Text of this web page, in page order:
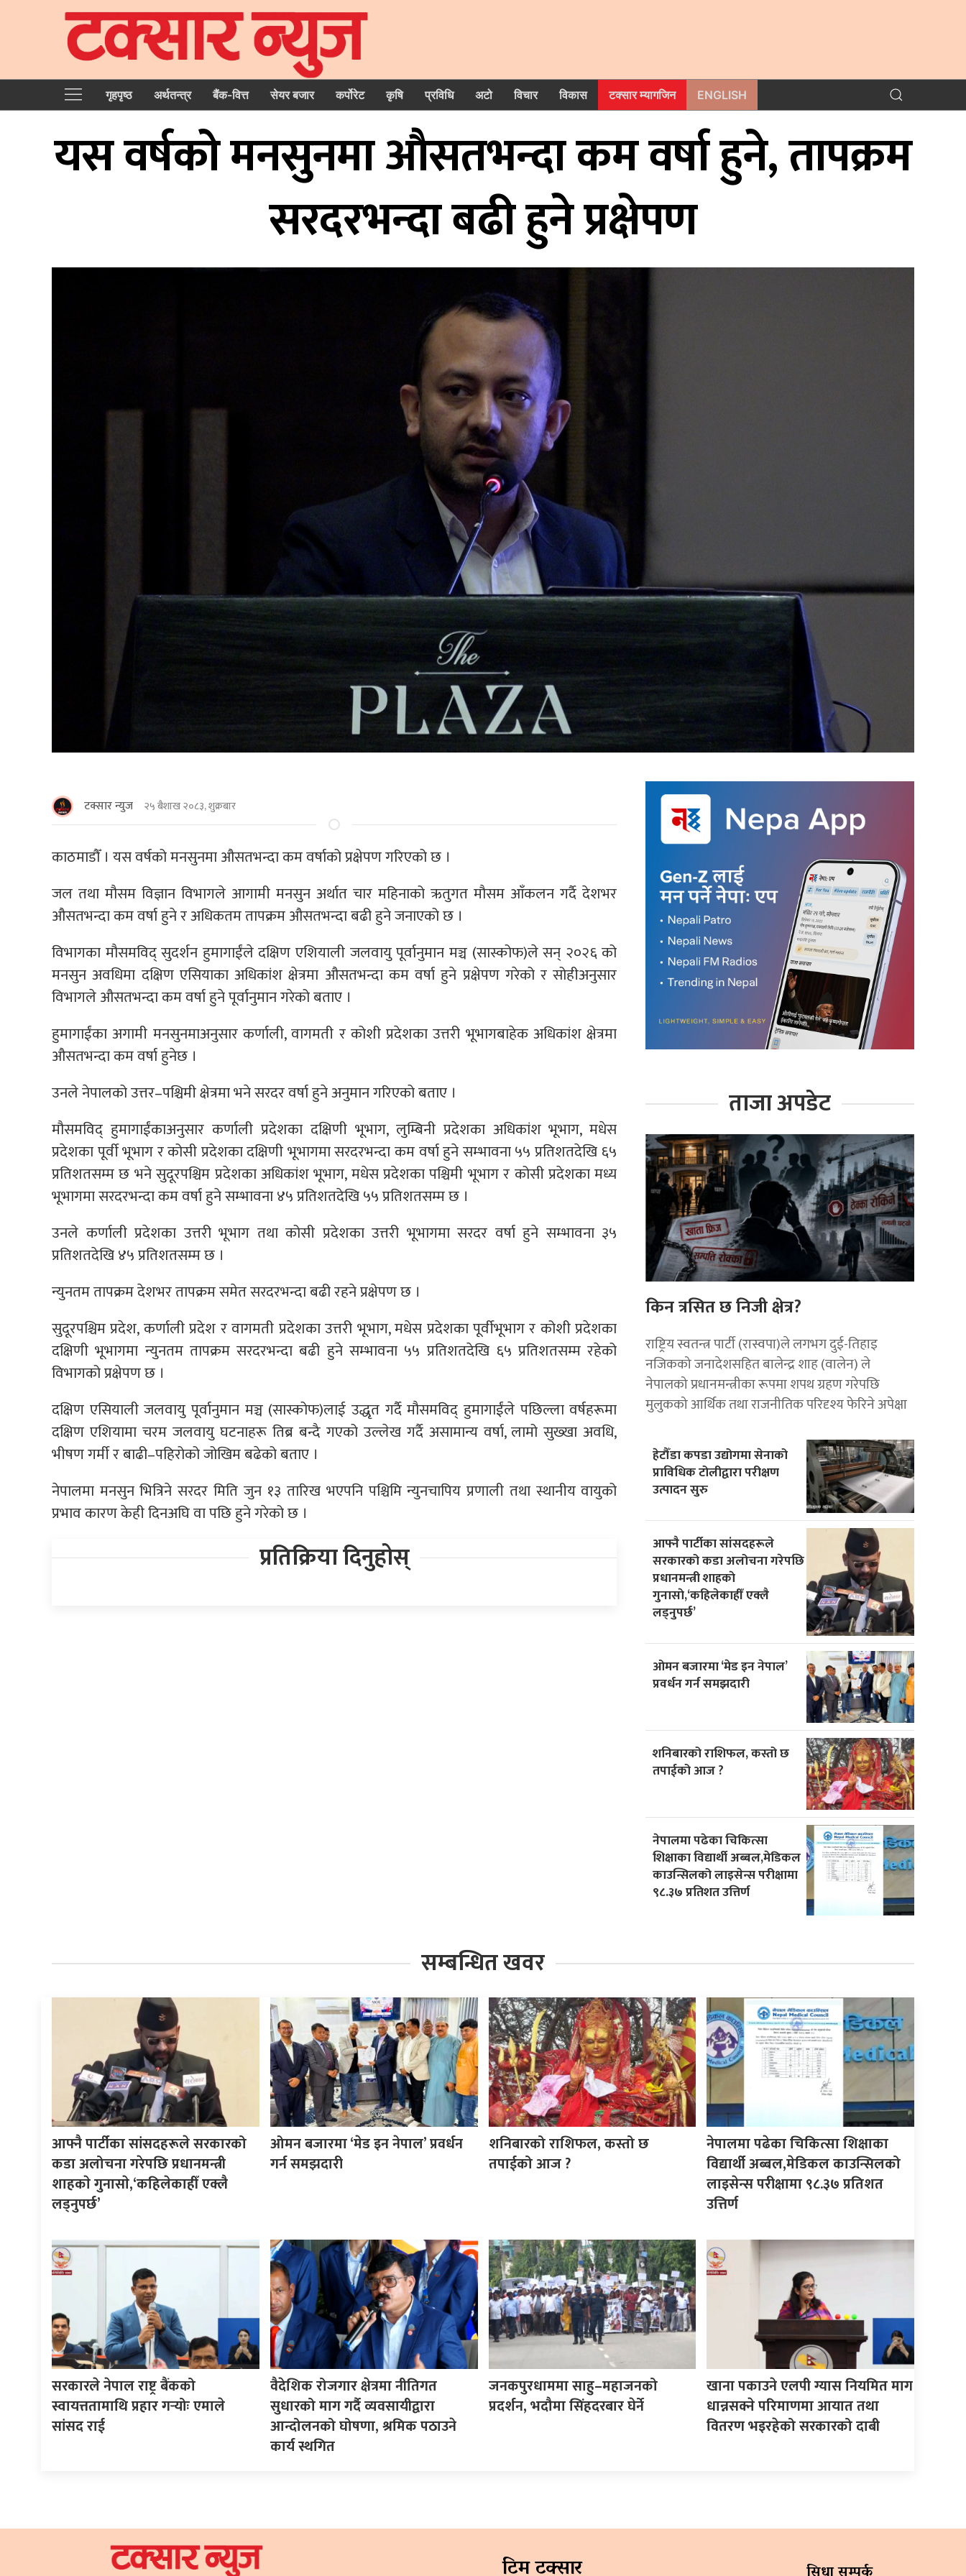
गृहपृष्‍ठ अर्थतन्त्र बैंक-वित्त सेयर बजार कर्पोरेट कृषि प्रविधि अटो विचार विकास टक्सार म्यागजिन ENGLISH
यस वर्षको मनसुनमा औसतभन्दा कम वर्षा हुने, तापक्रम
सरदरभन्दा बढी हुने प्रक्षेपण
टक्सार न्युज २५ बैशाख २०८३, शुक्रबार
काठमाडाैँ । यस वर्षको मनसुनमा औसतभन्दा कम वर्षाको प्रक्षेपण गरिएको छ ।
जल तथा मौसम विज्ञान विभागले आगामी मनसुन अर्थात चार महिनाको ऋतुगत मौसम आँकलन गर्दै देशभर
औसतभन्दा कम वर्षा हुने र अधिकतम तापक्रम औसतभन्दा बढी हुने जनाएको छ ।
विभागका मौसमविद् सुदर्शन हुमागाईंले दक्षिण एशियाली जलवायु पूर्वानुमान मञ्च (सास्कोफ)ले सन् २०२६ को
मनसुन अवधिमा दक्षिण एसियाका अधिकांश क्षेत्रमा औसतभन्दा कम वर्षा हुने प्रक्षेपण गरेको र सोहीअनुसार
विभागले औसतभन्दा कम वर्षा हुने पूर्वानुमान गरेको बताए ।
हुमागाईंका अगामी मनसुनमाअनुसार कर्णाली, वागमती र कोशी प्रदेशका उत्तरी भूभागबाहेक अधिकांश क्षेत्रमा
औसतभन्दा कम वर्षा हुनेछ ।
उनले नेपालको उत्तर–पश्चिमी क्षेत्रमा भने सरदर वर्षा हुने अनुमान गरिएको बताए ।
मौसमविद् हुमागाईंकाअनुसार कर्णाली प्रदेशका दक्षिणी भूभाग, लुम्बिनी प्रदेशका अधिकांश भूभाग, मधेस
प्रदेशका पूर्वी भूभाग र कोसी प्रदेशका दक्षिणी भूभागमा सरदरभन्दा कम वर्षा हुने सम्भावना ५५ प्रतिशतदेखि ६५
प्रतिशतसम्म छ भने सुदूरपश्चिम प्रदेशका अधिकांश भूभाग, मधेस प्रदेशका पश्चिमी भूभाग र कोसी प्रदेशका मध्य
भूभागमा सरदरभन्दा कम वर्षा हुने सम्भावना ४५ प्रतिशतदेखि ५५ प्रतिशतसम्म छ ।
उनले कर्णाली प्रदेशका उत्तरी भूभाग तथा कोसी प्रदेशका उत्तरी भूभागमा सरदर वर्षा हुने सम्भावना ३५
प्रतिशतदेखि ४५ प्रतिशतसम्म छ ।
न्युनतम तापक्रम देशभर तापक्रम समेत सरदरभन्दा बढी रहने प्रक्षेपण छ ।
सुदूरपश्चिम प्रदेश, कर्णाली प्रदेश र वागमती प्रदेशका उत्तरी भूभाग, मधेस प्रदेशका पूर्वीभूभाग र कोशी प्रदेशका
दक्षिणी भूभागमा न्युनतम तापक्रम सरदरभन्दा बढी हुने सम्भावना ५५ प्रतिशतदेखि ६५ प्रतिशतसम्म रहेको
विभागको प्रक्षेपण छ ।
दक्षिण एसियाली जलवायु पूर्वानुमान मञ्च (सास्कोफ)लाई उद्धृत गर्दै मौसमविद् हुमागाईंले पछिल्ला वर्षहरूमा
दक्षिण एशियामा चरम जलवायु घटनाहरू तिब्र बन्दै गएको उल्लेख गर्दै असामान्य वर्षा, लामो सुख्खा अवधि,
भीषण गर्मी र बाढी–पहिरोको जोखिम बढेको बताए ।
नेपालमा मनसुन भित्रिने सरदर मिति जुन १३ तारिख भएपनि पश्चिमि न्युनचापिय प्रणाली तथा स्थानीय वायुको
प्रभाव कारण केही दिनअघि वा पछि हुने गरेको छ ।
प्रतिक्रिया दिनुहोस्
ताजा अपडेट
किन त्रसित छ निजी क्षेत्र?
राष्ट्रिय स्वतन्त्र पार्टी (रास्वपा)ले लगभग दुई-तिहाइ
नजिकको जनादेशसहित बालेन्द्र शाह (वालेन) ले
नेपालको प्रधानमन्त्रीका रूपमा शपथ ग्रहण गरेपछि
मुलुकको आर्थिक तथा राजनीतिक परिदृश्य फेरिने अपेक्षा
हेटौँडा कपडा उद्योगमा सेनाको
प्राविधिक टोलीद्वारा परीक्षण
उत्पादन सुरु
आफ्नै पार्टीका सांसदहरूले
सरकारको कडा अलोचना गरेपछि
प्रधानमन्त्री शाहकाे
गुनासाे,‘कहिलेकाहीँ एक्लै
लड्नुपर्छ’
ओमन बजारमा ‘मेड इन नेपाल’
प्रवर्धन गर्न समझदारी
शनिबारको राशिफल, कस्तो छ
तपाईको आज ?
नेपालमा पढेका चिकित्सा
शिक्षाका विद्यार्थी अब्बल,मेडिकल
काउन्सिलको लाइसेन्स परीक्षामा
९८.३७ प्रतिशत उत्तिर्ण
सम्बन्धित खवर
आफ्नै पार्टीका सांसदहरूले सरकारको
कडा अलोचना गरेपछि प्रधानमन्त्री
शाहकाे गुनासाे,‘कहिलेकाहीँ एक्लै
लड्नुपर्छ’
ओमन बजारमा ‘मेड इन नेपाल’ प्रवर्धन
गर्न समझदारी
शनिबारको राशिफल, कस्तो छ
तपाईको आज ?
नेपालमा पढेका चिकित्सा शिक्षाका
विद्यार्थी अब्बल,मेडिकल काउन्सिलको
लाइसेन्स परीक्षामा ९८.३७ प्रतिशत
उत्तिर्ण
सरकारले नेपाल राष्ट्र बैंकको
स्वायत्ततामाथि प्रहार गर्‍योः एमाले
सांसद राई
वैदेशिक रोजगार क्षेत्रमा नीतिगत
सुधारको माग गर्दै व्यवसायीद्वारा
आन्दोलनको घोषणा, श्रमिक पठाउने
कार्य स्थगित
जनकपुरधाममा साहु–महाजनको
प्रदर्शन, भदौमा सिंहदरबार घेर्ने
खाना पकाउने एलपी ग्यास नियमित माग
धान्नसक्ने परिमाणमा आयात तथा
वितरण भइरहेको सरकारको दाबी